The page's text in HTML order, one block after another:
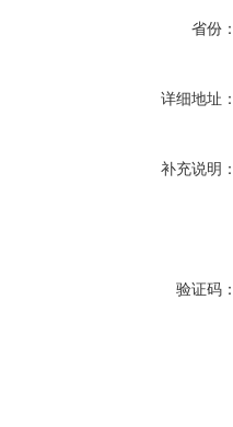
省份
详细地址
补充说明
验证码